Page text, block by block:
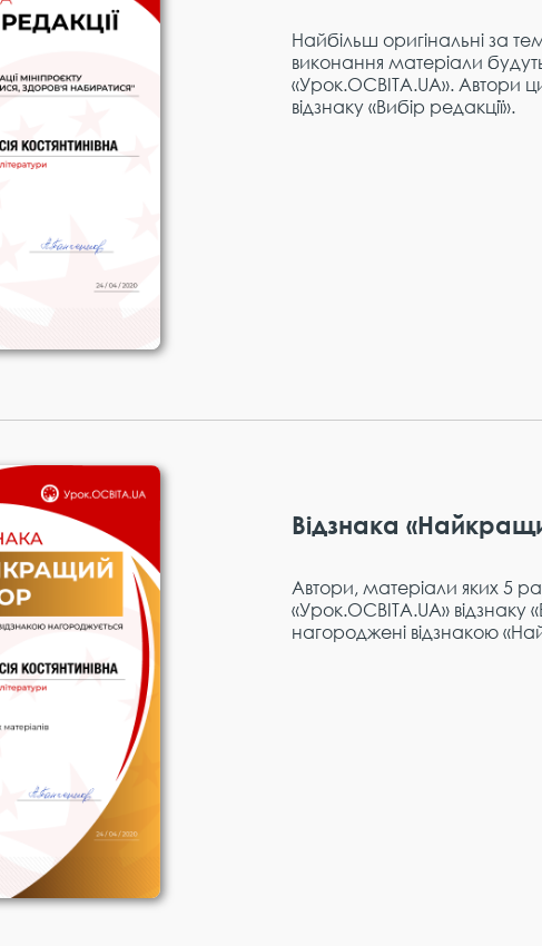
Найбільш оригінальні за
виконання матеріали
«Урок.ОСВІТА.UA». Автори
відзнаку «Вибір редакції».
Відзнака
Автори, матеріали яких 5
«Урок.ОСВІТА.UA» відзнаку
нагороджені відзнакою